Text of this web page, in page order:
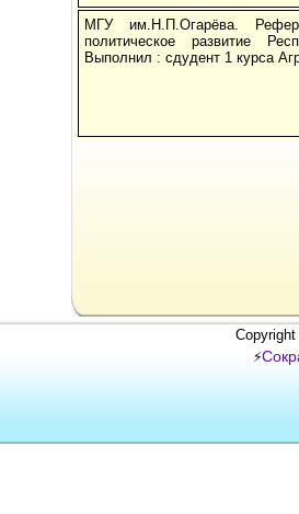
МГУ им.Н.П.Огарёва.
политическое развитие
Выполнил : сдудент 1 курса
⚡